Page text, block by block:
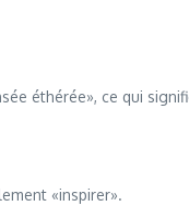
éthérée», ce qui
«inspirer».